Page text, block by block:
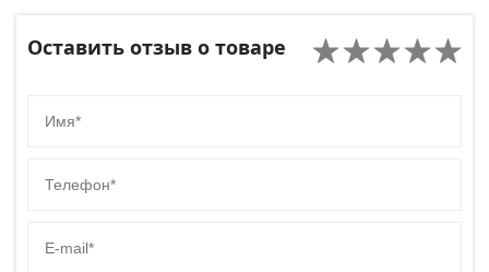
Оставить отзыв о товаре